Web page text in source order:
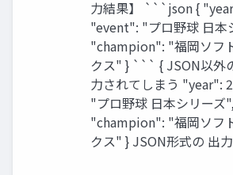
力結果】 ```json {
"event": "プロ野球 日本
"champion": "福岡ソフ
クス" } ``` { JSON以外
力されてしまう "year":
"プロ野球 日本シリーズ",
"champion": "福岡ソフ
クス" } JSON形式の 出